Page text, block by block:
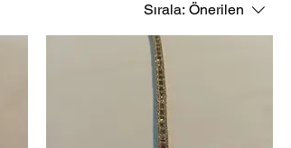
Sırala: Önerilen